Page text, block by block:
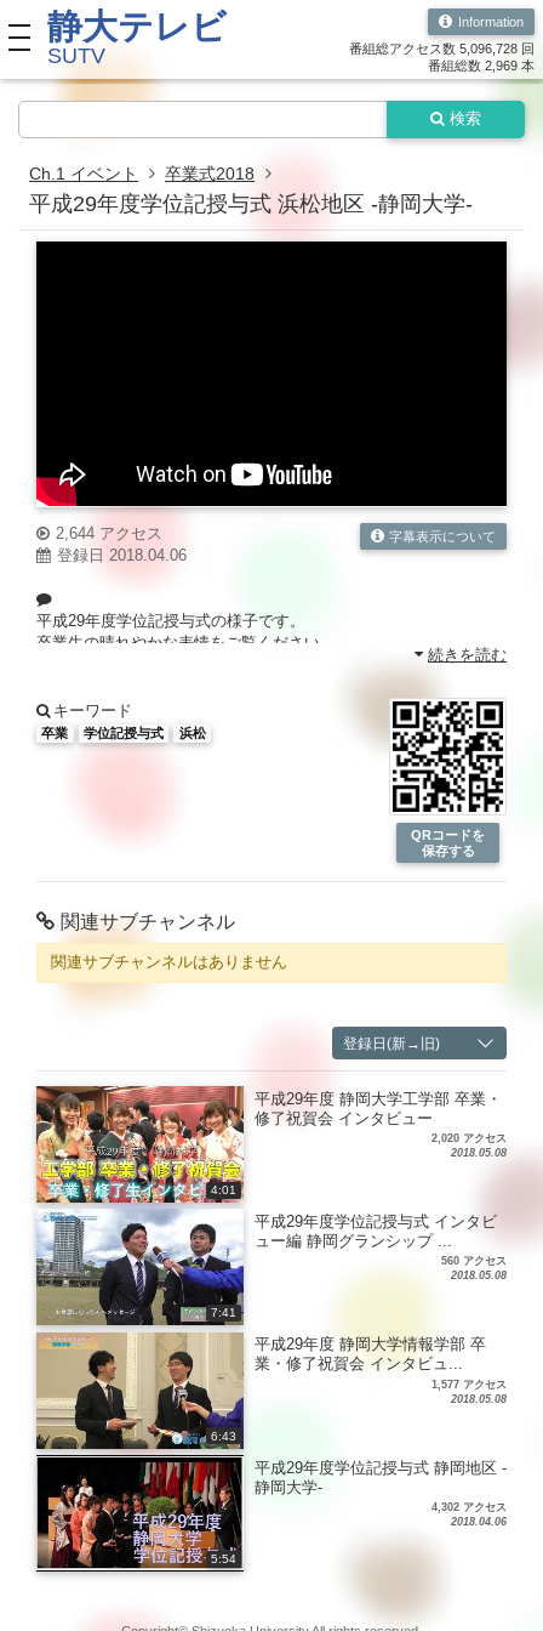
toggle navigation
静大テレビ
SUTV
Information
番組総アクセス数 5,096,728 回
番組総数 2,969 本
検索
Ch.1 イベント 卒業式2018
平成29年度学位記授与式 浜松地区 -静岡大学-
2,644 アクセス
登録日 2018.04.06
字幕表示について
平成29年度学位記授与式の様子です。
卒業生の晴れやかな表情をご覧ください。
静岡大学の動画が盛りだくさん！
静大TVhttp://sutv.shizuoka.ac.jp/
続きを読む
キーワード
卒業 学位記授与式 浜松
QRコードを
保存する
関連サブチャンネル
関連サブチャンネルはありません
登録日(新→旧)
4:01
平成29年度 静岡大学工学部 卒業・
修了祝賀会 インタビュー
2,020 アクセス
2018.05.08
7:41
平成29年度学位記授与式 インタビ
ュー編 静岡グランシップ ...
560 アクセス
2018.05.08
6:43
平成29年度 静岡大学情報学部 卒
業・修了祝賀会 インタビュ...
1,577 アクセス
2018.05.08
5:54
平成29年度学位記授与式 静岡地区 -
静岡大学-
4,302 アクセス
2018.04.06